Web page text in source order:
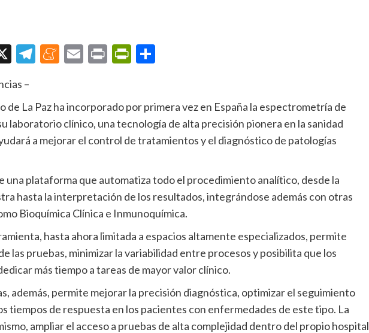
X Telegram
Meneame
EmailPrintPrintFriendly
–
laboratorio clínico, una tecnología de alta precisión pionera en la sanidad
a mejorar el control de tratamientos y el diagnóstico de patologías
hasta la interpretación de los resultados, integrándose además con otras
Bioquímica Clínica e Inmunoquímica.
las pruebas, minimizar la variabilidad entre procesos y posibilita que los
más tiempo a tareas de mayor valor clínico.
tiempos de respuesta en los pacientes con enfermedades de este tipo. La
ampliar el acceso a pruebas de alta complejidad dentro del propio hospital